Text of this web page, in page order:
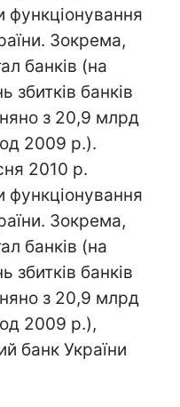
функціонування
Зокрема,
банків (на
збитків банків
з 20,9 млрд
2009 р.).
2010 р.
функціонування
Зокрема,
банків (на
збитків банків
з 20,9 млрд
2009 р.),
банк України